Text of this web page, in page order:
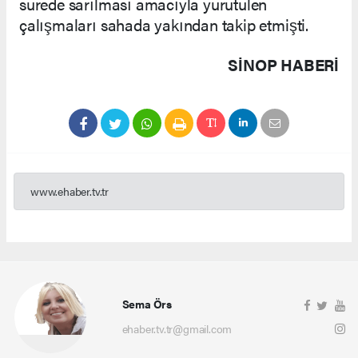
çalışmaları sahada yakından takip etmişti.
SINOP HABERİ
www.ehaber.tv.tr
Sema Örs
ehaber.tv.tr@gmail.com